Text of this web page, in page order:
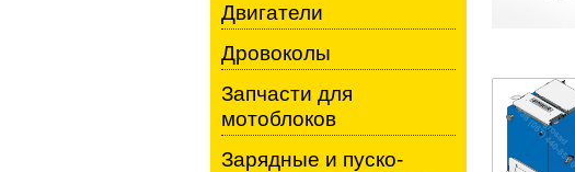
Двигатели
Дровоколы
Запчасти для
мотоблоков
Зарядные и пуско-